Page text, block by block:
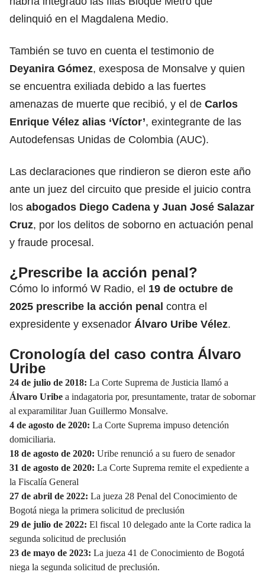
delinquió en el Magdalena Medio.
También se tuvo en cuenta el testimonio de
Deyanira Gómez, exesposa de Monsalve y quien
se encuentra exiliada debido a las fuertes
amenazas de muerte que recibió, y el de Carlos
Enrique Vélez alias ‘Víctor’, exintegrante de las
Autodefensas Unidas de Colombia (AUC).
Las declaraciones que rindieron se dieron este año
ante un juez del circuito que preside el juicio contra
los abogados Diego Cadena y Juan José Salazar
Cruz, por los delitos de soborno en actuación penal
y fraude procesal.
¿Prescribe la acción penal?
Cómo lo informó W Radio, el 19 de octubre de
2025 prescribe la acción penal contra el
expresidente y exsenador Álvaro Uribe Vélez.
Cronología del caso contra Álvaro
Uribe
24 de julio de 2018: La Corte Suprema de Justicia llamó a
Álvaro Uribe a indagatoria por, presuntamente, tratar de sobornar
al exparamilitar Juan Guillermo Monsalve.
4 de agosto de 2020: La Corte Suprema impuso detención
domiciliaria.
18 de agosto de 2020: Uribe renunció a su fuero de senador
31 de agosto de 2020: La Corte Suprema remite el expediente a
la Fiscalía General
27 de abril de 2022: La jueza 28 Penal del Conocimiento de
Bogotá niega la primera solicitud de preclusión
29 de julio de 2022: El fiscal 10 delegado ante la Corte radica la
segunda solicitud de preclusión
23 de mayo de 2023: La jueza 41 de Conocimiento de Bogotá
niega la segunda solicitud de preclusión.